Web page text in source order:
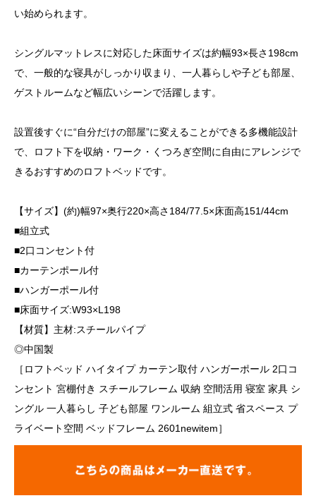
い始められます。
シングルマットレスに対応した床面サイズは約幅93×長さ198cm
で、一般的な寝具がしっかり収まり、一人暮らしや子ども部屋、
ゲストルームなど幅広いシーンで活躍します。
設置後すぐに“自分だけの部屋”に変えることができる多機能設計
で、ロフト下を収納・ワーク・くつろぎ空間に自由にアレンジで
きるおすすめのロフトベッドです。
【サイズ】(約)幅97×奥行220×高さ184/77.5×床面高151/44cm
■組立式
■2口コンセント付
■カーテンポール付
■ハンガーポール付
■床面サイズ:W93×L198
【材質】主材:スチールパイプ
◎中国製
［ロフトベッド ハイタイプ カーテン取付 ハンガーポール 2口コ
ンセント 宮棚付き スチールフレーム 収納 空間活用 寝室 家具 シ
ングル 一人暮らし 子ども部屋 ワンルーム 組立式 省スペース プ
ライベート空間 ベッドフレーム 2601newitem］